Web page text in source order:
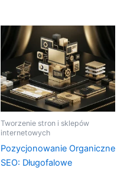
Tworzenie stron i sklepów
internetowych
Pozycjonowanie Organiczne
SEO: Długofalowe